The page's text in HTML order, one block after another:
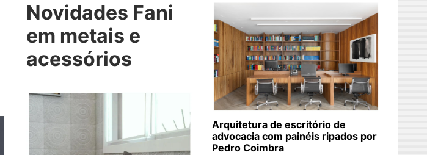
Novidades Fani
em metais e
acessórios
Arquitetura de escritório de
advocacia com painéis ripados por
Pedro Coimbra